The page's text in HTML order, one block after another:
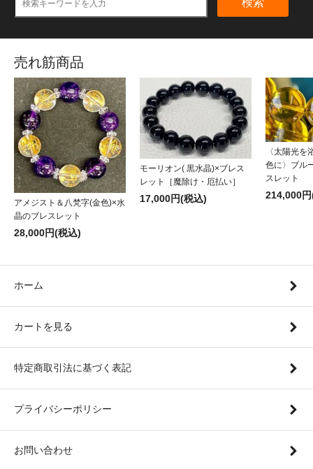
売れ筋商品
アメジスト＆八梵字(金色)×水
晶のブレスレット
28,000円(税込)
モーリオン( 黒水晶)×ブレス
レット［魔除け・厄払い］
17,000円(税込)
〈太陽光を
色に〉ブル
スレット
214,000
ホーム
カートを見る
特定商取引法に基づく表記
プライバシーポリシー
お問い合わせ